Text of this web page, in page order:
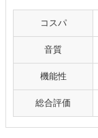
コスパ
音質
機能性
総合評価